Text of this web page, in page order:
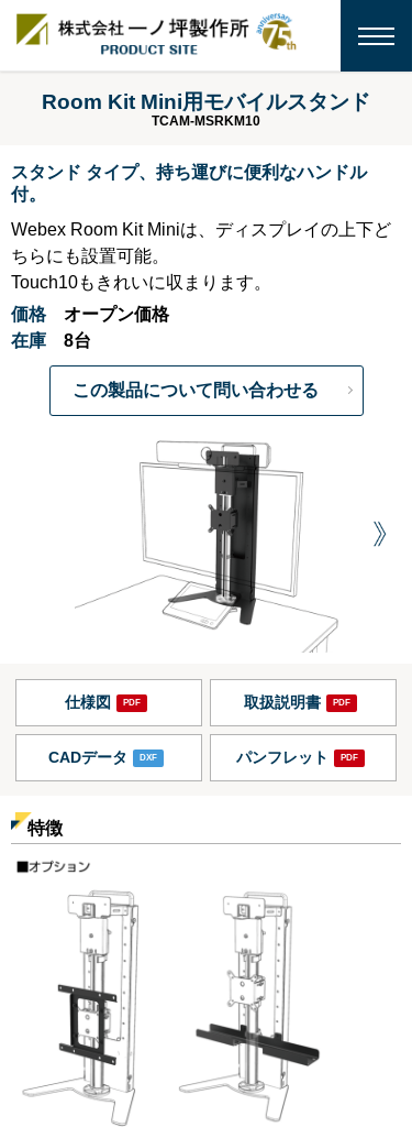
Room Kit Mini用モバイルスタンド
TCAM-MSRKM10
スタンド タイプ、持ち運びに便利なハンドル
付。
Webex Room Kit Miniは、ディスプレイの上下ど
ちらにも設置可能。
Touch10もきれいに収まります。
価格
オープン価格
在庫
8台
この製品について問い合わせる
仕様図 取扱説明書
CADデータ パンフレット
特徴